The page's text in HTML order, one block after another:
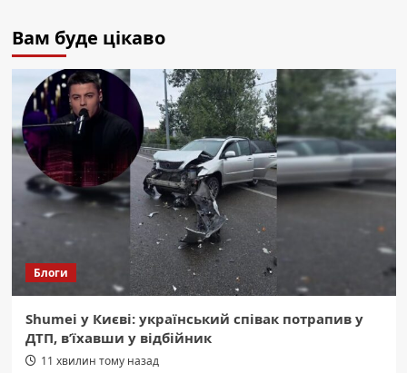
Вам буде цікаво
Блоги
Shumei у Києві: український співак потрапив у
ДТП, в’їхавши у відбійник
11 хвилин тому назад